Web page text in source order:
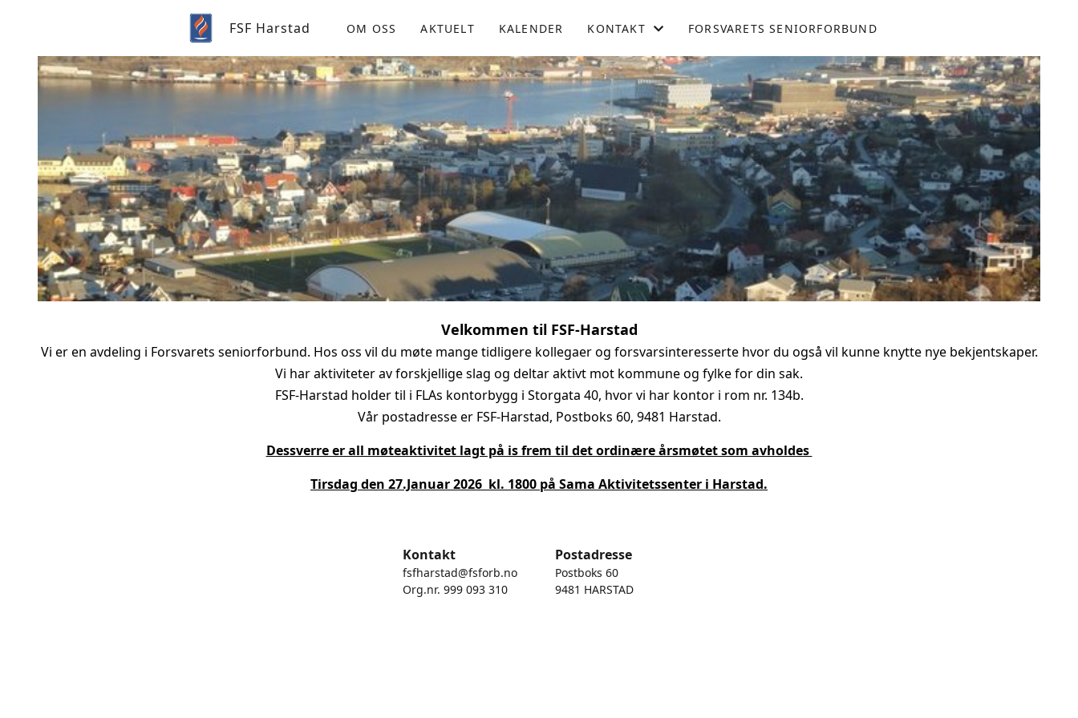
FSF Harstad OM OSS AKTUELT KALENDER KONTAKT
KONTAKT OSS
STYRET
BLI MEDLEM
FORSVARETS SENIORFORBUND
Velkommen til FSF-Harstad
Vi er en avdeling i Forsvarets seniorforbund. Hos oss vil du møte mange tidligere kollegaer og forsvarsinteresserte hvor du også vil kunne knytte nye bekjentskaper.
Vi har aktiviteter av forskjellige slag og deltar aktivt mot kommune og fylke for din sak.
FSF-Harstad holder til i FLAs kontorbygg i Storgata 40, hvor vi har kontor i rom nr. 134b.
Vår postadresse er FSF-Harstad, Postboks 60, 9481 Harstad.
Dessverre er all møteaktivitet lagt på is frem til det ordinære årsmøtet som avholdes
Tirsdag den 27.Januar 2026 kl. 1800 på Sama Aktivitetssenter i Harstad.
Kontakt
fsfharstad@fsforb.no
Org.nr. 999 093 310
Postadresse
Postboks 60
9481 HARSTAD